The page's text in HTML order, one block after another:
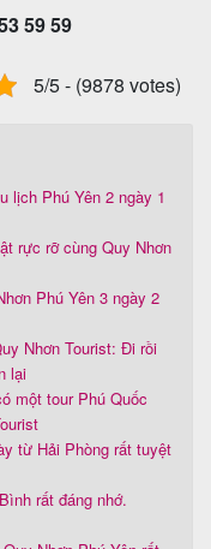
59 59
5/5 - (9878 votes)
lịch Phú Yên 2 ngày 1
rực rỡ cùng Quy Nhơn
Phú Yên 3 ngày 2
Nhơn Tourist: Đi rồi
lại
một tour Phú Quốc
từ Hải Phòng rất tuyệt
rất đáng nhớ.